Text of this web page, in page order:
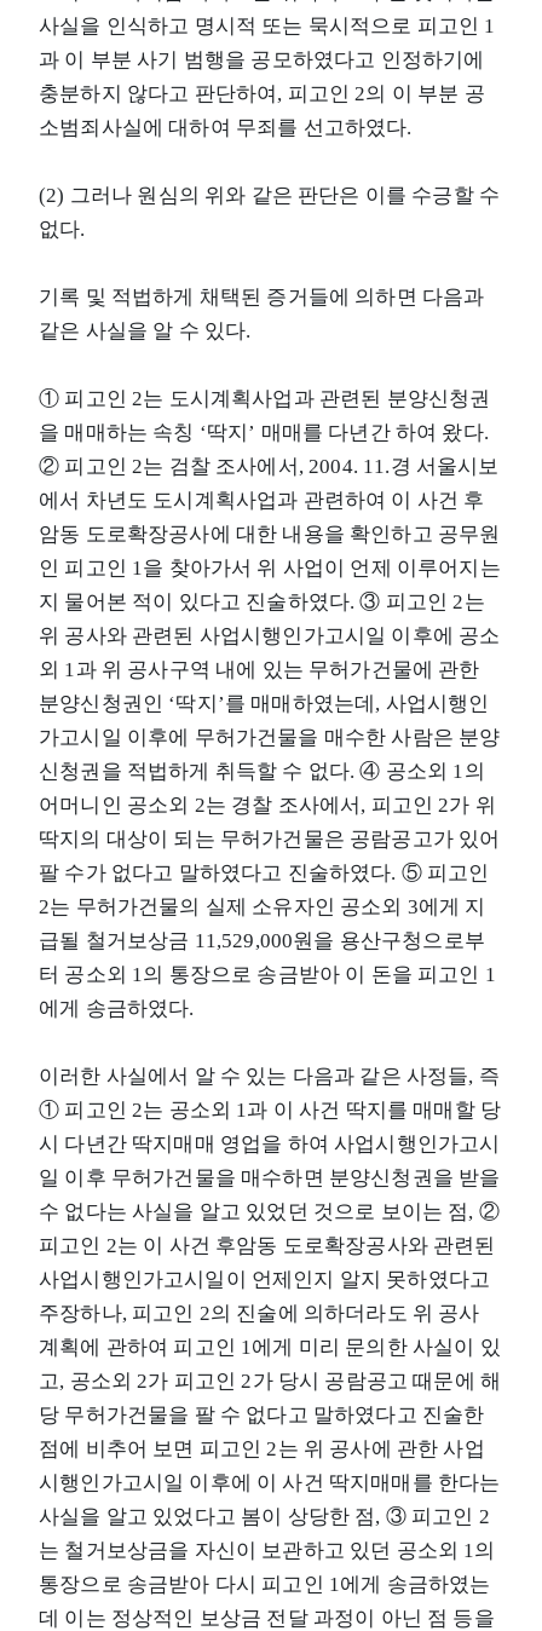
사실을 인식하고 명시적 또는 묵시적으로 피고인 1
과 이 부분 사기 범행을 공모하였다고 인정하기에
충분하지 않다고 판단하여, 피고인 2의 이 부분 공
소범죄사실에 대하여 무죄를 선고하였다.
(2) 그러나 원심의 위와 같은 판단은 이를 수긍할 수
없다.
기록 및 적법하게 채택된 증거들에 의하면 다음과
같은 사실을 알 수 있다.
① 피고인 2는 도시계획사업과 관련된 분양신청권
을 매매하는 속칭 ‘딱지’ 매매를 다년간 하여 왔다.
② 피고인 2는 검찰 조사에서, 2004. 11.경 서울시보
에서 차년도 도시계획사업과 관련하여 이 사건 후
암동 도로확장공사에 대한 내용을 확인하고 공무원
인 피고인 1을 찾아가서 위 사업이 언제 이루어지는
지 물어본 적이 있다고 진술하였다. ③ 피고인 2는
위 공사와 관련된 사업시행인가고시일 이후에 공소
외 1과 위 공사구역 내에 있는 무허가건물에 관한
분양신청권인 ‘딱지’를 매매하였는데, 사업시행인
가고시일 이후에 무허가건물을 매수한 사람은 분양
신청권을 적법하게 취득할 수 없다. ④ 공소외 1의
어머니인 공소외 2는 경찰 조사에서, 피고인 2가 위
딱지의 대상이 되는 무허가건물은 공람공고가 있어
팔 수가 없다고 말하였다고 진술하였다. ⑤ 피고인
2는 무허가건물의 실제 소유자인 공소외 3에게 지
급될 철거보상금 11,529,000원을 용산구청으로부
터 공소외 1의 통장으로 송금받아 이 돈을 피고인 1
에게 송금하였다.
이러한 사실에서 알 수 있는 다음과 같은 사정들, 즉
① 피고인 2는 공소외 1과 이 사건 딱지를 매매할 당
시 다년간 딱지매매 영업을 하여 사업시행인가고시
일 이후 무허가건물을 매수하면 분양신청권을 받을
수 없다는 사실을 알고 있었던 것으로 보이는 점, ②
피고인 2는 이 사건 후암동 도로확장공사와 관련된
사업시행인가고시일이 언제인지 알지 못하였다고
주장하나, 피고인 2의 진술에 의하더라도 위 공사
계획에 관하여 피고인 1에게 미리 문의한 사실이 있
고, 공소외 2가 피고인 2가 당시 공람공고 때문에 해
당 무허가건물을 팔 수 없다고 말하였다고 진술한
점에 비추어 보면 피고인 2는 위 공사에 관한 사업
시행인가고시일 이후에 이 사건 딱지매매를 한다는
사실을 알고 있었다고 봄이 상당한 점, ③ 피고인 2
는 철거보상금을 자신이 보관하고 있던 공소외 1의
통장으로 송금받아 다시 피고인 1에게 송금하였는
데 이는 정상적인 보상금 전달 과정이 아닌 점 등을